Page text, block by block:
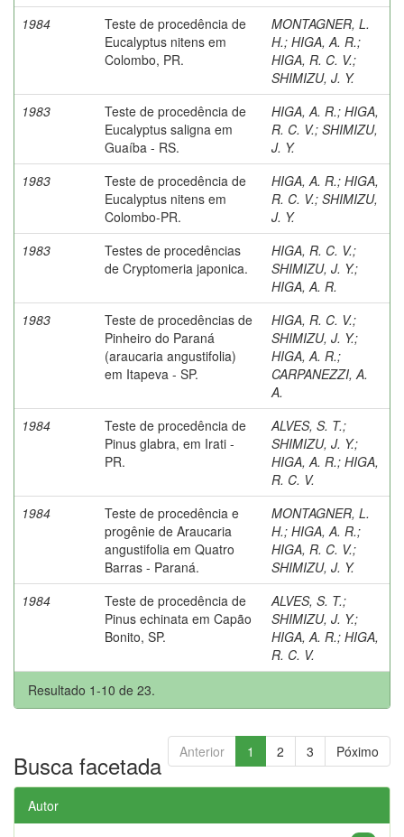
1984
Teste de procedência de
Eucalyptus nitens em
Colombo, PR.
MONTAGNER, L.
H.; HIGA, A. R.;
HIGA, R. C. V.;
SHIMIZU, J. Y.
1983
Teste de procedência de
Eucalyptus saligna em
Guaíba - RS.
HIGA, A. R.; HIGA,
R. C. V.; SHIMIZU,
J. Y.
1983
Teste de procedência de
Eucalyptus nitens em
Colombo-PR.
HIGA, A. R.; HIGA,
R. C. V.; SHIMIZU,
J. Y.
1983
Testes de procedências
de Cryptomeria japonica.
HIGA, R. C. V.;
SHIMIZU, J. Y.;
HIGA, A. R.
1983
Teste de procedências de
Pinheiro do Paraná
(araucaria angustifolia)
em Itapeva - SP.
HIGA, R. C. V.;
SHIMIZU, J. Y.;
HIGA, A. R.;
CARPANEZZI, A.
A.
1984
Teste de procedência de
Pinus glabra, em Irati -
PR.
ALVES, S. T.;
SHIMIZU, J. Y.;
HIGA, A. R.; HIGA,
R. C. V.
1984
Teste de procedência e
progênie de Araucaria
angustifolia em Quatro
Barras - Paraná.
MONTAGNER, L.
H.; HIGA, A. R.;
HIGA, R. C. V.;
SHIMIZU, J. Y.
1984
Teste de procedência de
Pinus echinata em Capão
Bonito, SP.
ALVES, S. T.;
SHIMIZU, J. Y.;
HIGA, A. R.; HIGA,
R. C. V.
Resultado 1-10 de 23.
Anterior 1 2 3 Póximo
Busca facetada
Autor